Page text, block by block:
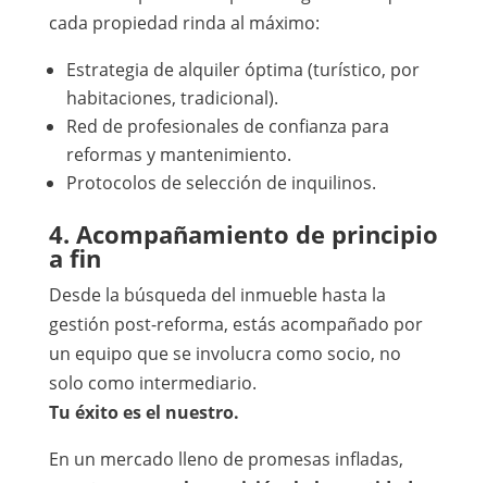
cada propiedad rinda al máximo:
Estrategia de alquiler óptima (turístico, por
habitaciones, tradicional).
Red de profesionales de confianza para
reformas y mantenimiento.
Protocolos de selección de inquilinos.
4. Acompañamiento de principio
a fin
Desde la búsqueda del inmueble hasta la
gestión post-reforma, estás acompañado por
un equipo que se involucra como socio, no
solo como intermediario.
Tu éxito es el nuestro.
En un mercado lleno de promesas infladas,